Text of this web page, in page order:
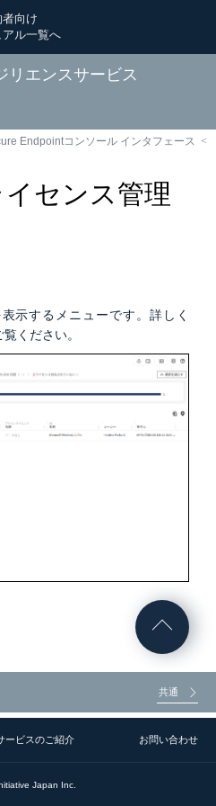
者向け
アル一覧へ
リエンスサービス
Endpointコンソール インタフェース
センス管理
示するメニューです。詳しく
覧ください。
共通
ービスのご紹介 お問い合わせ
Japan Inc.